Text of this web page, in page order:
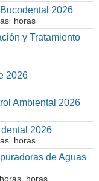
2026
horas
y Tratamiento
2026
Ambiental 2026
2026
horas
de Aguas
horas